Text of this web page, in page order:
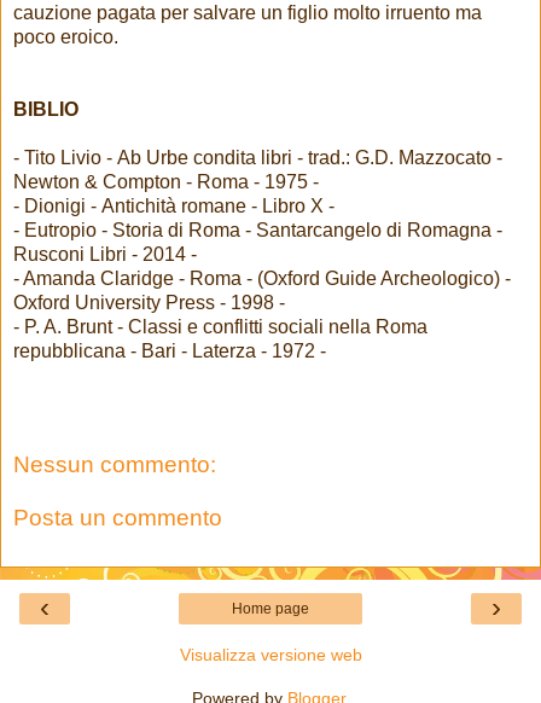
cauzione pagata per salvare un figlio molto irruento ma
poco eroico.
BIBLIO
- Tito Livio - Ab Urbe condita libri - trad.: G.D. Mazzocato -
Newton & Compton - Roma - 1975 -
- Dionigi - Antichità romane - Libro X -
- Eutropio - Storia di Roma - Santarcangelo di Romagna -
Rusconi Libri - 2014 -
- Amanda Claridge - Roma - (Oxford Guide Archeologico) -
Oxford University Press - 1998 -
- P. A. Brunt - Classi e conflitti sociali nella Roma
repubblicana - Bari - Laterza - 1972 -
Nessun commento:
Posta un commento
‹ ›
Home page
Visualizza versione web
Powered by Blogger.